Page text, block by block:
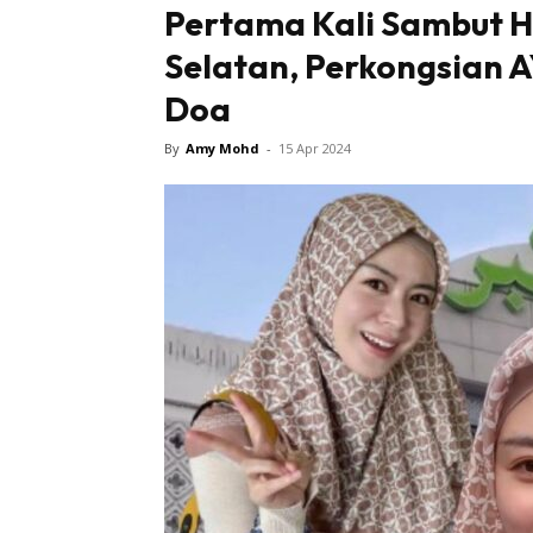
Pertama Kali Sambut
Selatan, Perkongsian
Doa
By Amy Mohd - 15 Apr 2024